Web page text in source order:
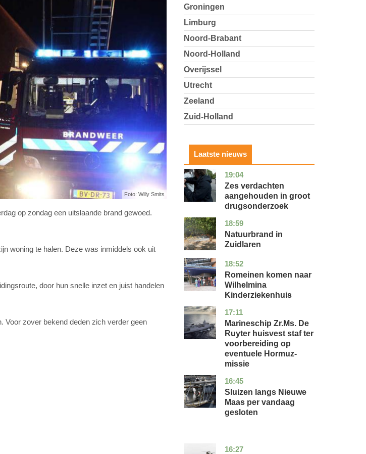
Foto: Willy Smits
op zondag een uitslaande brand gewoed.
woning te halen. Deze was inmiddels ook uit
door hun snelle inzet en juist handelen
Voor zover bekend deden zich verder geen
Groningen
Limburg
Noord-Brabant
Noord-Holland
Overijssel
Utrecht
Zeeland
Zuid-Holland
Laatste nieuws
19:04
zuid-
holland
nieuws
Zes verdachten
aangehouden in groot
drugsonderzoek
18:59
drenthe
nieuws
Natuurbrand in
Zuidlaren
18:52
utrecht
nieuws
Romeinen komen naar
Wilhelmina
Kinderziekenhuis
17:11
zuid-
holland
nieuws
Marineschip Zr.Ms. De
Ruyter huisvest staf ter
voorbereiding op
eventuele Hormuz-
missie
16:45
zuid-
holland
nieuws
Sluizen langs Nieuwe
Maas per vandaag
gesloten
16:27
limburg
nieuws